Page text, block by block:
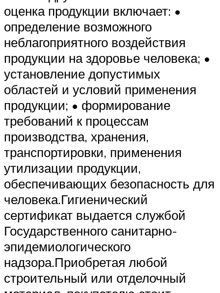
оценка продукции включает: •
определение возможного
неблагоприятного воздействия
продукции на здоровье человека; •
установление допустимых
областей и условий применения
продукции; • формирование
требований к процессам
производства, хранения,
транспортировки, применения
утилизации продукции,
обеспечивающих безопасность для
человека.Гигиенический
сертификат выдается службой
Государственного санитарно-
эпидемиологического
надзора.Приобретая любой
строительный или отделочный